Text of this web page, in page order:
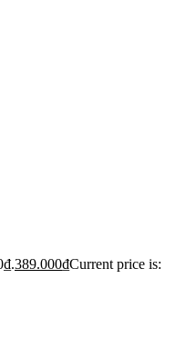
389.000₫Current price is: